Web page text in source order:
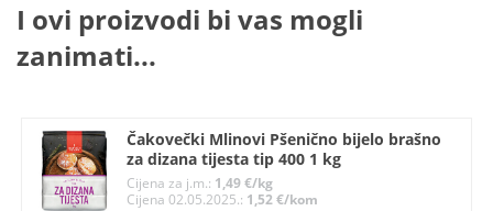
I ovi proizvodi bi vas mogli
zanimati...
Čakovečki Mlinovi Pšenično bijelo brašno
za dizana tijesta tip 400 1 kg
Cijena za j.m.: 1,49 €/kg
Cijena 02.05.2025.: 1,52 €/kom